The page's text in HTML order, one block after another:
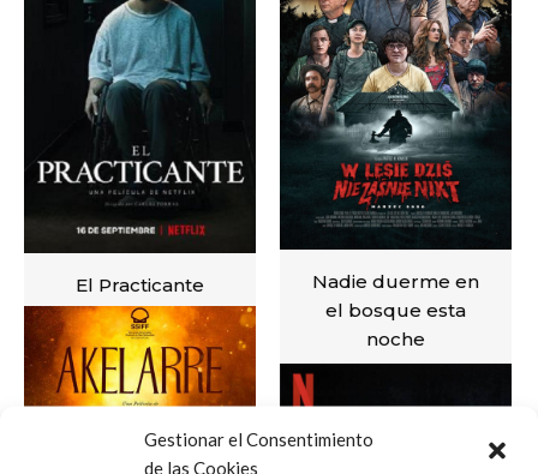
Gestionar el Consentimiento
de las Cookies
El Practicante
VER
Nadie duerme en
el bosque esta
noche
VER